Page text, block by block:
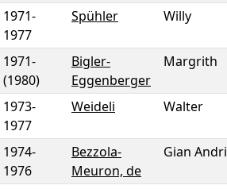
1971-
1977
Spühler Willy
1971-
(1980)
Bigler-
Eggenberger
Margrith
1973-
1977
Weideli Walter
1974-
1976
Bezzola-
Meuron, de
Gian Andri